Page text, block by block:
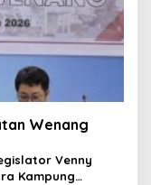
Wenang
Venny
Kampung